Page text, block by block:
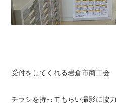
受付をしてくれる岩倉市商工会
チラシを持ってもらい撮影に協